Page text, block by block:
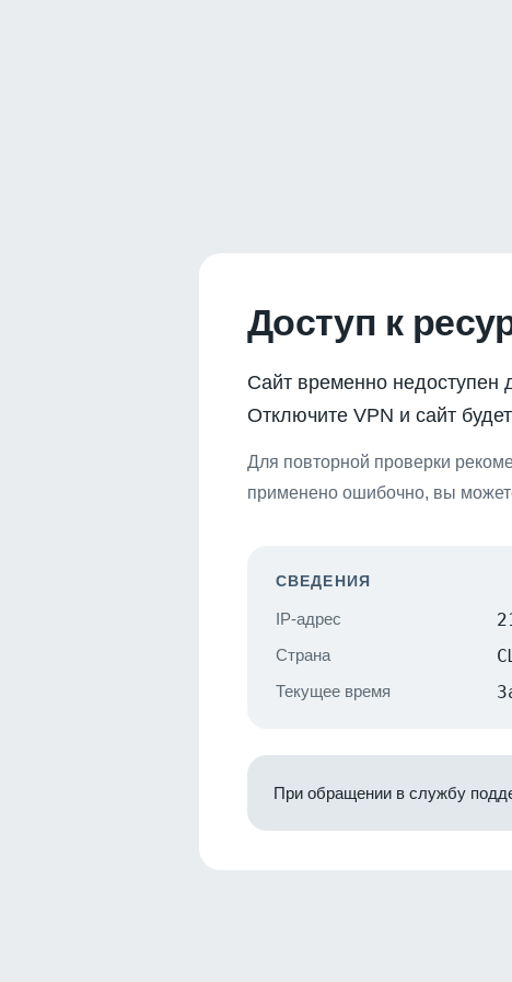
Доступ к
Сайт временно недоступен
Отключите VPN и сайт
Для повторной проверки
применено ошибочно, вы
СВЕДЕНИЯ
IP-адрес
Страна
Текущее время
При обращении в службу